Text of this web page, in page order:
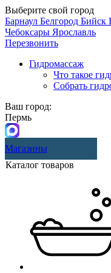
Выберите свой город
Барнаул Белгород Бийск
Чебоксары Ярославль
Перезвонить
Гидромассаж
Что такое
Собрать
Ваш город:
Пермь
Магазины
Каталог товаров